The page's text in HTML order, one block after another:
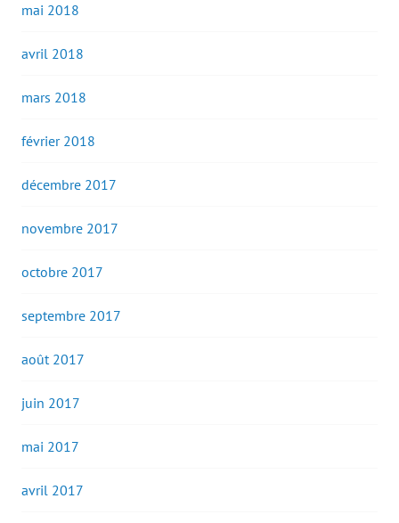
mai 2018
avril 2018
mars 2018
février 2018
décembre 2017
novembre 2017
octobre 2017
septembre 2017
août 2017
juin 2017
mai 2017
avril 2017